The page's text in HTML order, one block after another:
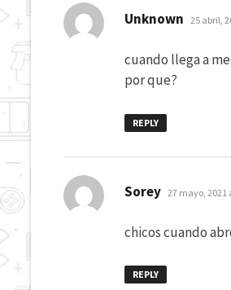
Unknown dice:
25 abril,
cuando llega a
por que?
REPLY
Sorey dice:
27 mayo, 2021
chicos cuando
REPLY